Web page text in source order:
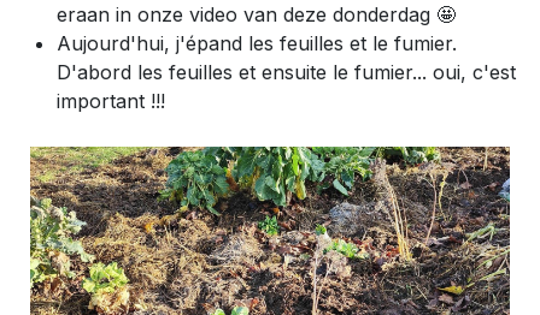
eraan in onze video van deze donderdag 🤩
Aujourd'hui, j'épand les feuilles et le fumier.
D'abord les feuilles et ensuite le fumier... oui, c'est
important !!!